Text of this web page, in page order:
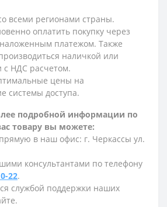
всеми регионами страны.
оплатить покупку через
платежом. Также
наличкой или
НДС расчетом.
цены на
системы доступа.
подробной информации по
товару вы можете:
в наш офис: г. Черкассы ул.
консультантами по телефону
22.
службой поддержки наших